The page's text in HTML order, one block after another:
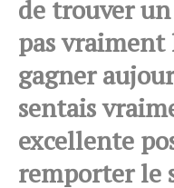
de trouver
pas vraiment
gagner
sentais
excellente
remporter le